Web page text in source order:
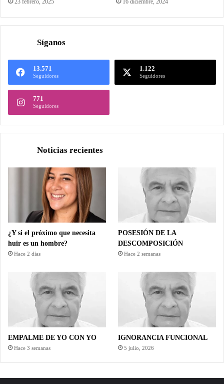
23 febrero, 2025 16 diciembre, 2024
Síganos
13.571
Seguidores
1.122
Seguidores
771
Seguidores
Noticias recientes
¿Y si el próximo que necesita
huir es un hombre?
Hace 2 días
POSESIÓN DE LA
DESCOMPOSICIÓN
Hace 2 semanas
EMPALME DE YO CON YO
Hace 3 semanas
IGNORANCIA FUNCIONAL
5 julio, 2026